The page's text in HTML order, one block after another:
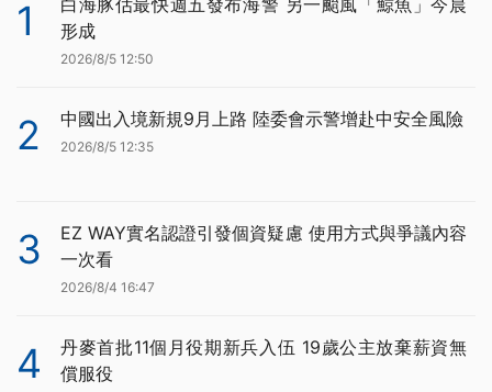
1
白海豚估最快週五發布海警 另一颱風「鯨魚」今晨
形成
2026/8/5 12:50
2 中國出入境新規9月上路 陸委會示警增赴中安全風險
2026/8/5 12:35
3
EZ WAY實名認證引發個資疑慮 使用方式與爭議內容
一次看
2026/8/4 16:47
4
丹麥首批11個月役期新兵入伍 19歲公主放棄薪資無
償服役